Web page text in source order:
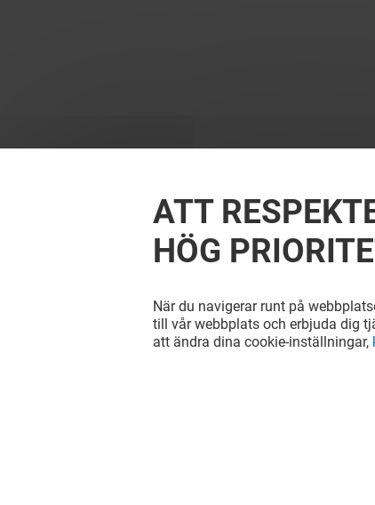
ATT
HÖG
När du navigerar runt på
till vår webbplats och erbjuda dig
att ändra dina cookie-inställningar,